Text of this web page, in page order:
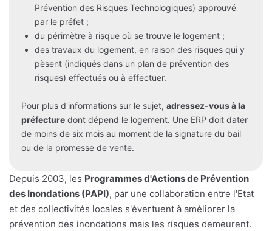
Prévention des Risques Technologiques) approuvé
par le préfet ;
du périmètre à risque où se trouve le logement ;
des travaux du logement, en raison des risques qui y
pèsent (indiqués dans un plan de prévention des
risques) effectués ou à effectuer.
Pour plus d'informations sur le sujet, adressez-vous à la
préfecture dont dépend le logement. Une ERP doit dater
de moins de six mois au moment de la signature du bail
ou de la promesse de vente.
Depuis 2003, les Programmes d'Actions de Prévention
des Inondations (PAPI), par une collaboration entre l'Etat
et des collectivités locales s'évertuent à améliorer la
prévention des inondations mais les risques demeurent.